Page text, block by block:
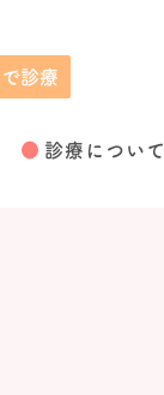
診療
診療について